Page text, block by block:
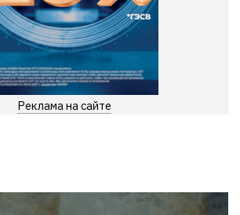
Реклама на сайте